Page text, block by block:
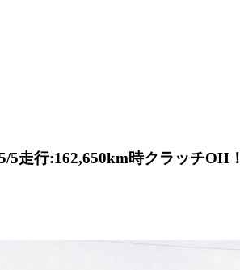
走行:162,650km時クラッチOH！